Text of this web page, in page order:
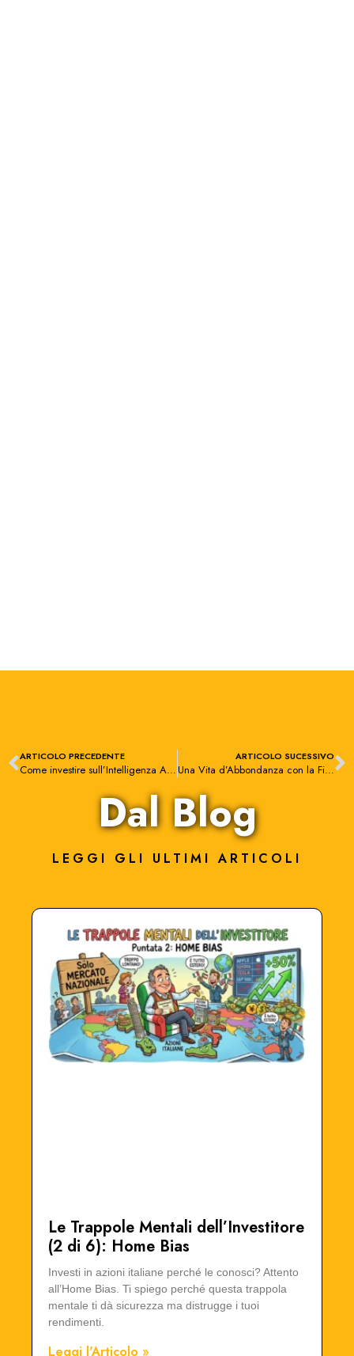
ARTICOLO PRECEDENTE
Come investire sull’Intelligenza Artificiale con gli ETF
ARTICOLO SUCESSIVO
Una Vita d’Abbondanza con la Filosofia dei 4 Paisa
Dal Blog
LEGGI GLI ULTIMI ARTICOLI
Le Trappole Mentali dell’Investitore
(2 di 6): Home Bias
Investi in azioni italiane perché le conosci? Attento
all’Home Bias. Ti spiego perché questa trappola
mentale ti dà sicurezza ma distrugge i tuoi
rendimenti.
Leggi l'Articolo »